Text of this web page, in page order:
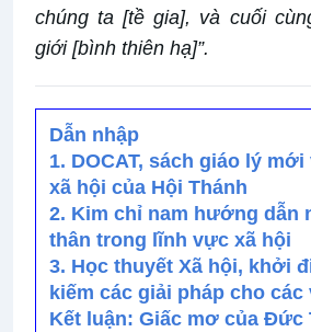
chúng ta [tề gia], và cuối
giới [bình thiên hạ]”.
Dẫn nhập
1. DOCAT, sách giáo lý
xã hội của Hội Thánh
2. Kim chỉ nam hướng dẫn
thân trong lĩnh vực xã hội
3. Học thuyết Xã hội, khởi
kiếm các giải pháp cho các
Kết luận: Giấc mơ của Đức